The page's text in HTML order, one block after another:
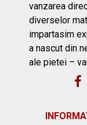
vanzarea
diverselor
impartasim
a nascut din
ale pietei –